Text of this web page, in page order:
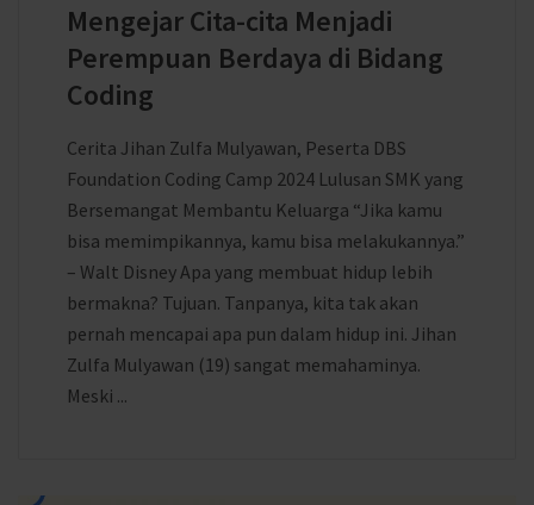
Mengejar Cita-cita Menjadi
Perempuan Berdaya di Bidang
Coding
Cerita Jihan Zulfa Mulyawan, Peserta DBS
Foundation Coding Camp 2024 Lulusan SMK yang
Bersemangat Membantu Keluarga “Jika kamu
bisa memimpikannya, kamu bisa melakukannya.”
– Walt Disney Apa yang membuat hidup lebih
bermakna? Tujuan. Tanpanya, kita tak akan
pernah mencapai apa pun dalam hidup ini. Jihan
Zulfa Mulyawan (19) sangat memahaminya.
Meski ...